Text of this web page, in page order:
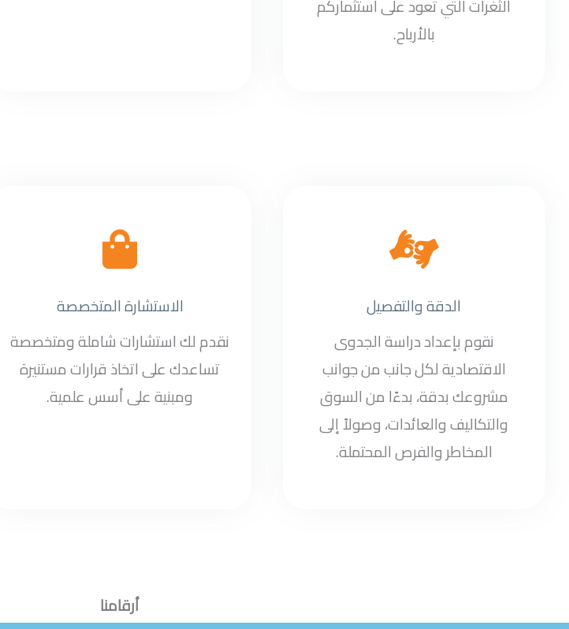
الثغرات التي تعود على استثماركم
بالأرباح.
الدقة والتفصيل
نقوم بإعداد دراسة الجدوى
الاقتصادية لكل جانب من جوانب
مشروعك بدقة، بدءًا من السوق
والتكاليف والعائدات، وصولاً إلى
المخاطر والفرص المحتملة.
الاستشارة المتخصصة
نقدم لك استشارات شاملة ومتخصصة
تساعدك على اتخاذ قرارات مستنيرة
ومبنية على أسس علمية.
أرقامنا